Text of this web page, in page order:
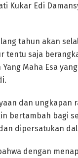
Kukar Edi
tahun akan
tentu saja
Maha Esa
dan ungkapan
bertambah bagi
dipersatukan
dengan